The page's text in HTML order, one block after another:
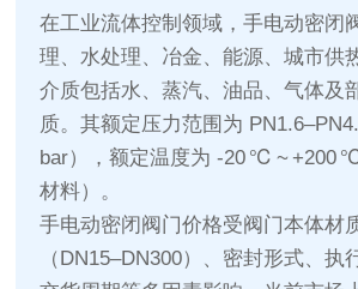
在工业流体控制领域，手电动密闭
理、水处理、冶金、能源、城市供
介质包括水、蒸汽、油品、气体及
质。其额定压力范围为
bar），额定温度为 -20 ℃ ~ +200
材料）。
手电动密闭阀门价格受阀门本体材
（DN15–DN300）、密封形式、执